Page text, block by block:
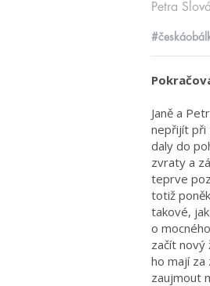
Petra
Janě a
nepřijít při
daly do
zvraty a
teprve
totiž
takové,
o
začít
ho mají
zaujmout